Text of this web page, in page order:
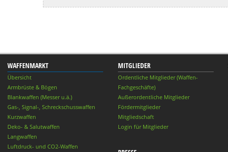
WAFFENMARKT
Übersicht
Armbrüste & Bögen
Blankwaffen (Messer u.ä.)
Gas-, Signal-, Schreckschusswaffen
Kurzwaffen
Deko- & Salutwaffen
Langwaffen
Luftdruck- und CO2-Waffen
MITGLIEDER
Ordentliche Mitglieder (Waffen-
Fachgeschäfte)
Außerordentliche Mitglieder
Fördermitglieder
Mitgliedschaft
Login für Mitglieder